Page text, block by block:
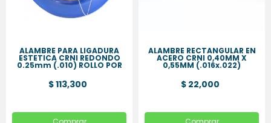
ALAMBRE PARA LIGADURA
ESTETICA CRNI REDONDO
0.25mm (.010) ROLLO POR
10 MT
$ 113,300
ALAMBRE RECTANGULAR EN
ACERO CRNI 0,40MM X
0,55MM (.016x.022)
$ 22,000